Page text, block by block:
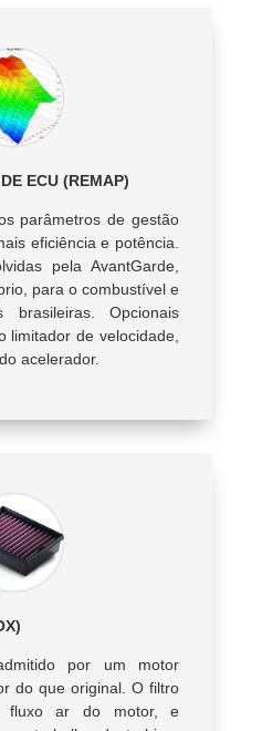
ECU (REMAP)
parâmetros de gestão
eficiência e potência.
pela AvantGarde,
para o combustível e
brasileiras. Opcionais
limitador de velocidade,
acelerador.
por um motor
do que original. O filtro
fluxo ar do motor, e